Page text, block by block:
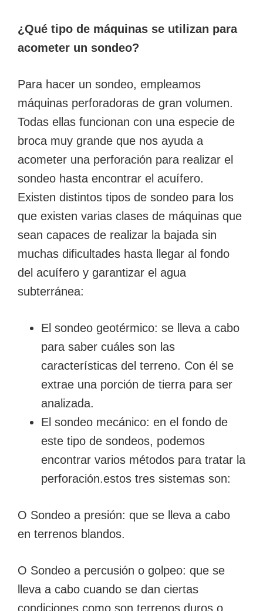
¿Qué tipo de máquinas se utilizan para
acometer un sondeo?
Para hacer un sondeo, empleamos
máquinas perforadoras de gran volumen.
Todas ellas funcionan con una especie de
broca muy grande que nos ayuda a
acometer una perforación para realizar el
sondeo hasta encontrar el acuífero.
Existen distintos tipos de sondeo para los
que existen varias clases de máquinas que
sean capaces de realizar la bajada sin
muchas dificultades hasta llegar al fondo
del acuífero y garantizar el agua
subterránea:
El sondeo geotérmico: se lleva a cabo
para saber cuáles son las
características del terreno. Con él se
extrae una porción de tierra para ser
analizada.
El sondeo mecánico: en el fondo de
este tipo de sondeos, podemos
encontrar varios métodos para tratar la
perforación.estos tres sistemas son:
O Sondeo a presión: que se lleva a cabo
en terrenos blandos.
O Sondeo a percusión o golpeo: que se
lleva a cabo cuando se dan ciertas
condiciones como son terrenos duros o